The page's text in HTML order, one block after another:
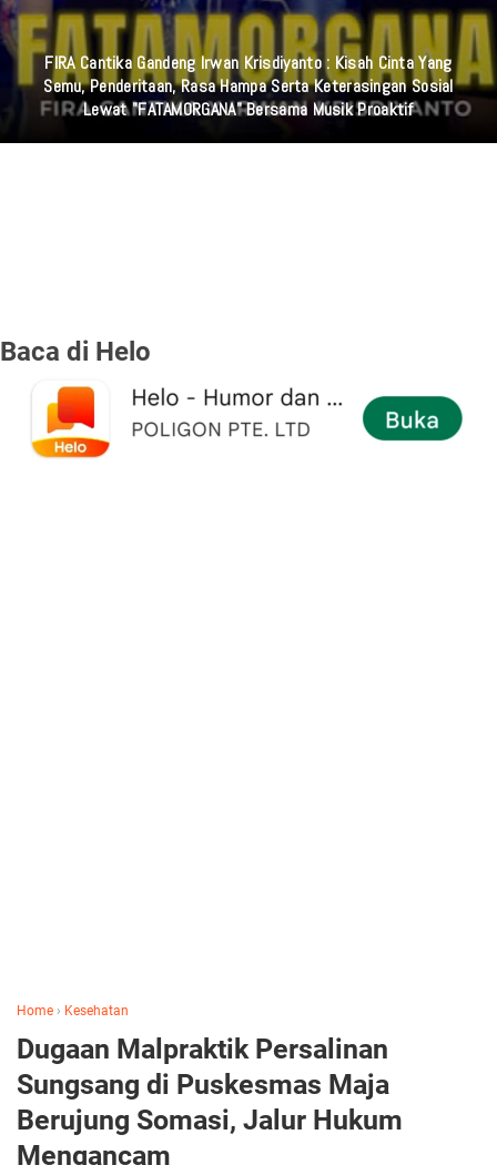
Polisi Ungkap Identitas Pemilik 995 Senjata Api Jenis Airsoft
Gun Di Sekolah Jakarta Selatan
Baca di Helo
Home › Kesehatan
Dugaan Malpraktik Persalinan
Sungsang di Puskesmas Maja
Berujung Somasi, Jalur Hukum
Mengancam